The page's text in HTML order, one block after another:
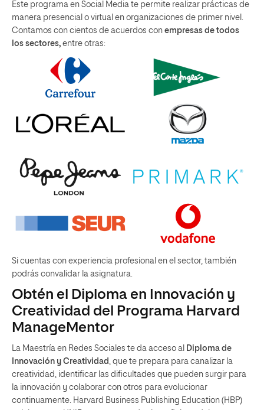
Este programa en Social Media te permite realizar prácticas de
manera presencial o virtual en organizaciones de primer nivel.
Contamos con cientos de acuerdos con empresas de todos
los sectores, entre otras:
Si cuentas con experiencia profesional en el sector, también
podrás convalidar la asignatura.
Obtén el Diploma en Innovación y
Creatividad del Programa Harvard
ManageMentor
La Maestría en Redes Sociales te da acceso al Diploma de
Innovación y Creatividad, que te prepara para canalizar la
creatividad, identificar las dificultades que pueden surgir para
la innovación y colaborar con otros para evolucionar
continuamente. Harvard Business Publishing Education (HBP)